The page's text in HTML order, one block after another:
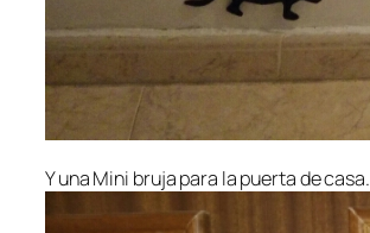
Y una Mini bruja para la puerta de casa.